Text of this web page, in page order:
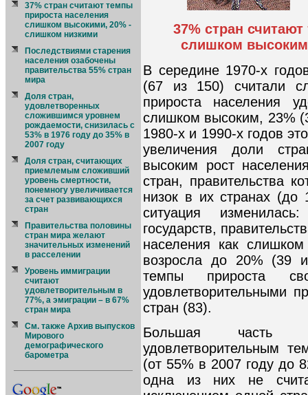
37% стран считают темпы
прироста населения
слишком высокими, 20% -
слишком низкими
Последствиями старения
населения озабочены
правительства 55% стран
мира
Доля стран,
удовлетворенных
сложившимся уровнем
рождаемости, снизилась с
53% в 1976 году до 35% в
2007 году
Доля стран, считающих
приемлемым сложивший
уровень смертности,
понемногу увеличивается
за счет развивающихся
стран
Правительства половины
стран мира желают
значительных изменений
в расселении
Уровень иммиграции
считают
удовлетворительным в
77%, а эмиграции – в 67%
стран мира
См. также Архив выпусков
Мирового
демографического
барометра
37% стран
слишком
В середине 1970-х
(67 из 150) считали
прироста населения
слишком высоким, 23%
1980-х и 1990-х годов
увеличения доли
высоким рост
стран, правительства
низок в их странах (до
ситуация
государств,
населения как
возросла до 20% (39
темпы прироста
удовлетворительными
стран (83).
Большая часть
удовлетворительным
(от 55% в 2007 году до
одна из них не